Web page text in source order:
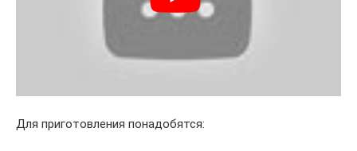
Для приготовления понадобятся: